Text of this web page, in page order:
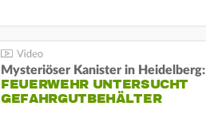
Mysteriöser Kanister in Heidelberg:
FEUERWEHR UNTERSUCHT
GEFAHRGUTBEHÄLTER